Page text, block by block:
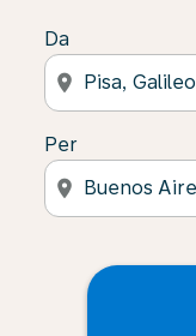
Da
location_on
Per
location_on